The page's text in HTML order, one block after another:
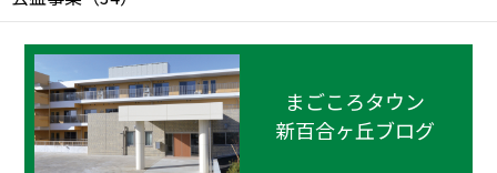
まごころタウン
新百合ヶ丘ブログ